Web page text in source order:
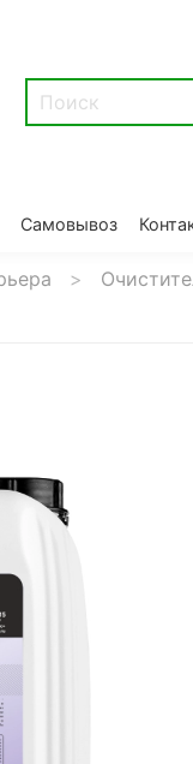
Самовывоз